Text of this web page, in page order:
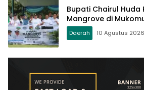
Bupati Chairul Huda
Mangrove di
Daerah 10 Agustus 2026